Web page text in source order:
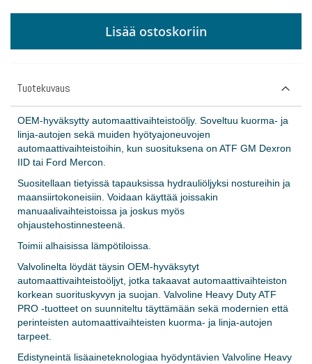
Lisää ostoskoriin
Tuotekuvaus
OEM-hyväksytty automaattivaihteistoöljy. Soveltuu kuorma- ja
linja-autojen sekä muiden hyötyajoneuvojen
automaattivaihteistoihin, kun suosituksena on ATF GM Dexron
IID tai Ford Mercon.
Suositellaan tietyissä tapauksissa hydrauliöljyksi nostureihin ja
maansiirtokoneisiin. Voidaan käyttää joissakin
manuaalivaihteistoissa ja joskus myös
ohjaustehostinnesteenä.
Toimii alhaisissa lämpötiloissa.
Valvolinelta löydät täysin OEM-hyväksytyt
automaattivaihteistoöljyt, jotka takaavat automaattivaihteiston
korkean suorituskyvyn ja suojan. Valvoline Heavy Duty ATF
PRO -tuotteet on suunniteltu täyttämään sekä modernien että
perinteisten automaattivaihteisten kuorma- ja linja-autojen
tarpeet.
Edistyneintä lisäaineteknologiaa hyödyntävien Valvoline Heavy